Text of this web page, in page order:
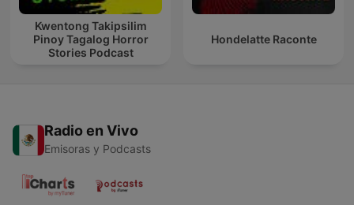
Kwentong Takipsilim
Pinoy Tagalog Horror
Stories Podcast
Hondelatte Raconte
Radio en Vivo
Emisoras y Podcasts